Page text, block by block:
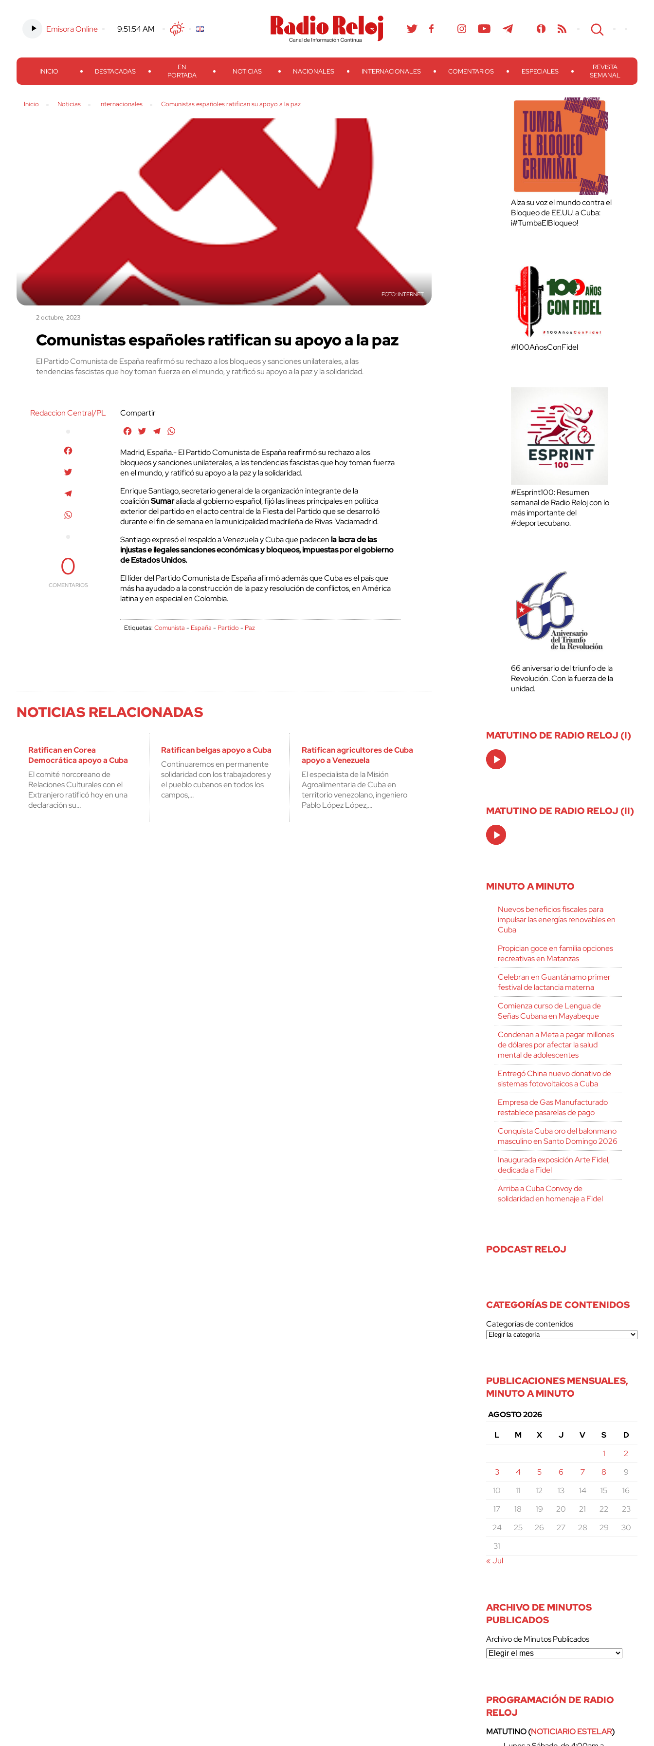
Emisora Online -9:51:55 AM TwitterFacebook
Threads
Instagram TelegramTeveo Ivoox RSS Search
INICIO DESTACADAS
EN
PORTADA
NOTICIAS NACIONALES INTERNACIONALES COMENTARIOS ESPECIALES
REVISTA
SEMANAL
Inicio Noticias Internacionales Comunistas españoles ratifican su apoyo a la paz
INTERNET
2 octubre, 2023
Comunistas españoles ratifican su apoyo a la paz
El Partido Comunista de España reafirmó su rechazo a los bloqueos y sanciones unilaterales, a las
tendencias fascistas que hoy toman fuerza en el mundo, y ratificó su apoyo a la paz y la solidaridad.
Redaccion Central/PL
0
COMENTARIOS
Compartir
FacebookTwitterTelegram
Madrid, España.- El Partido Comunista de España reafirmó su rechazo a los
bloqueos y sanciones unilaterales, a las tendencias fascistas que hoy toman fuerza
en el mundo, y ratificó su apoyo a la paz y la solidaridad.
Enrique Santiago, secretario general de la organización integrante de la
coaliciónSumaraliada al gobierno español, fijó las líneas principales en política
exterior del partido en el acto central de la Fiesta del Partido que se desarrolló
durante el fin de semana en la municipalidad madrileña de Rivas-Vaciamadrid.
Santiago expresó el respaldo a Venezuela y Cuba que padecen la lacra de las
injustas e ilegales sanciones económicas y bloqueos, impuestas por el gobierno
de Estados Unidos.
El líder del Partido Comunista de España afirmó además que Cuba es el país que
más ha ayudado a la construcción de la paz y resolución de conflictos, en América
latina y en especial en Colombia.
Etiquetas:Comunista - España - Partido - Paz
NOTICIAS RELACIONADAS
Ratifican en Corea
Democrática apoyo a Cuba
El comité norcoreano de
Relaciones Culturales con el
Extranjero ratificó hoy en una
declaración su…
Ratifican belgas apoyo a Cuba
Continuaremos en permanente
solidaridad con los trabajadores y
el pueblo cubanos en todos los
campos,…
Ratifican agricultores de Cuba
apoyo a Venezuela
El especialista de la Misión
Agroalimentaria de Cuba en
territorio venezolano, ingeniero
Pablo López López,…
Alza su voz el mundo contra el
Bloqueo de EE.UU. a Cuba:
¡#TumbaElBloqueo!
#100AñosConFidel
#Esprint100: Resumen
semanal de Radio Reloj con lo
más importante del
#deportecubano.
66 aniversario del triunfo de la
Revolución. Con la fuerza de la
unidad.
MATUTINO DE RADIO RELOJ (I)
Audio
Player
MATUTINO DE RADIO RELOJ (II)
Audio
Player
MINUTO A MINUTO
Nuevos beneficios fiscales para
impulsar las energías renovables en
Cuba
Propician goce en familia opciones
recreativas en Matanzas
Celebran en Guantánamo primer
festival de lactancia materna
Comienza curso de Lengua de
Señas Cubana en Mayabeque
Condenan a Meta a pagar millones
de dólares por afectar la salud
mental de adolescentes
Entregó China nuevo donativo de
sistemas fotovoltaicos a Cuba
Empresa de Gas Manufacturado
restablece pasarelas de pago
Conquista Cuba oro del balonmano
masculino en Santo Domingo 2026
Inaugurada exposición Arte Fidel,
dedicada a Fidel
Arriba a Cuba Convoy de
solidaridad en homenaje a Fidel
PODCAST RELOJ
CATEGORÍAS DE CONTENIDOS
Categorías de contenidos
PUBLICACIONES MENSUALES,
MINUTO A MINUTO
AGOSTO 2026
L
M X J V S
D
1
2
3
4 5 6 7 8
9
10
11 12 13 14 15
16
17
18 19 20 21 22
23
24
25 26 27 28 29
30
31
« Jul
ARCHIVO DE MINUTOS
PUBLICADOS
Archivo de Minutos Publicados
PROGRAMACIÓN DE RADIO
RELOJ
MATUTINO (NOTICIARIO ESTELAR)